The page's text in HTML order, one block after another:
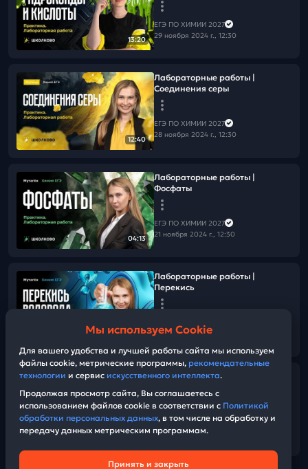
13:20
ЕГЭ ПО ХИМИИ 2027
29 ноября 2024 г., 12:30
12:40
Лабораторные работы |
Соединения серы
ЕГЭ ПО ХИМИИ 2027
28 ноября 2024 г., 12:30
04:13
Лабораторные работы |
Фосфаты
ЕГЭ ПО ХИМИИ 2027
21 ноября 2024 г., 12:30
Лабораторные работы |
Перекись
19 ноября 2024 г., 12:30
ОВР с марганцем
ЕГЭ ПО ХИМИИ 2027
17 ноября 2024 г., 13:00
Мы используем Cookie
Для вашего удобства и лучшей работы сайта мы используем
файлы cookie, метрические программы, рекомендательные
технологии и сервис искусственного интеллекта.
Продолжая просмотр сайта, Вы соглашаетесь с
использованием файлов cookie в соответствии с Политикой
обработки персональных данных, в том числе на обработку и
передачу данных метрическим программам.
Принять и закрыть